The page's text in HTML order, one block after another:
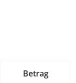
Betrag